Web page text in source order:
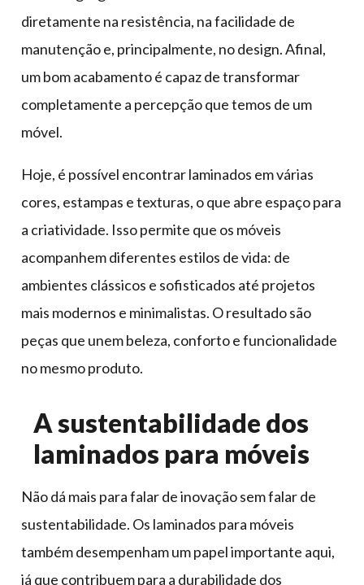
diretamente na resistência, na facilidade de
manutenção e, principalmente, no design. Afinal,
um bom acabamento é capaz de transformar
completamente a percepção que temos de um
móvel.
Hoje, é possível encontrar laminados em várias
cores, estampas e texturas, o que abre espaço para
a criatividade. Isso permite que os móveis
acompanhem diferentes estilos de vida: de
ambientes clássicos e sofisticados até projetos
mais modernos e minimalistas. O resultado são
peças que unem beleza, conforto e funcionalidade
no mesmo produto.
A sustentabilidade dos
laminados para móveis
Não dá mais para falar de inovação sem falar de
sustentabilidade. Os laminados para móveis
também desempenham um papel importante aqui,
já que contribuem para a durabilidade dos